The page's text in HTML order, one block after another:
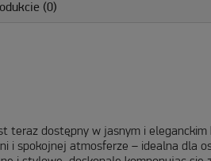
(0)
teraz dostępny w jasnym i
i spokojnej atmosferze – idealna dla